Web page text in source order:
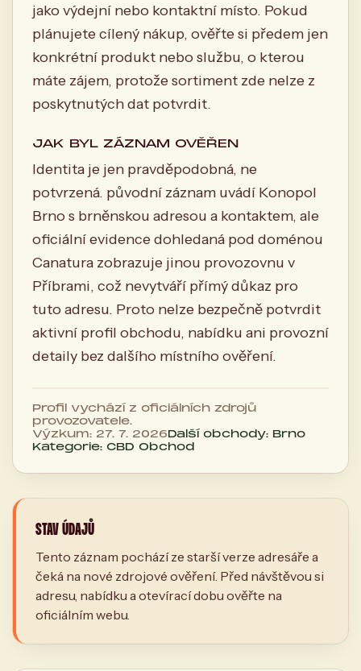
jako výdejní nebo kontaktní místo. Pokud
plánujete cílený nákup, ověřte si předem jen
konkrétní produkt nebo službu, o kterou
máte zájem, protože sortiment zde nelze z
poskytnutých dat potvrdit.
JAK BYL ZÁZNAM OVĚŘEN
Identita je jen pravděpodobná, ne
potvrzená. původní záznam uvádí Konopol
Brno s brněnskou adresou a kontaktem, ale
oficiální evidence dohledaná pod doménou
Canatura zobrazuje jinou provozovnu v
Příbrami, což nevytváří přímý důkaz pro
tuto adresu. Proto nelze bezpečně potvrdit
aktivní profil obchodu, nabídku ani provozní
detaily bez dalšího místního ověření.
Profil vychází z oficiálních zdrojů
provozovatele.
Výzkum: 27. 7. 2026Další obchody: Brno
Kategorie: CBD Obchod
STAV ÚDAJŮ
Tento záznam pochází ze starší verze adresáře a
čeká na nové zdrojové ověření. Před návštěvou si
adresu, nabídku a otevírací dobu ověřte na
oficiálním webu.